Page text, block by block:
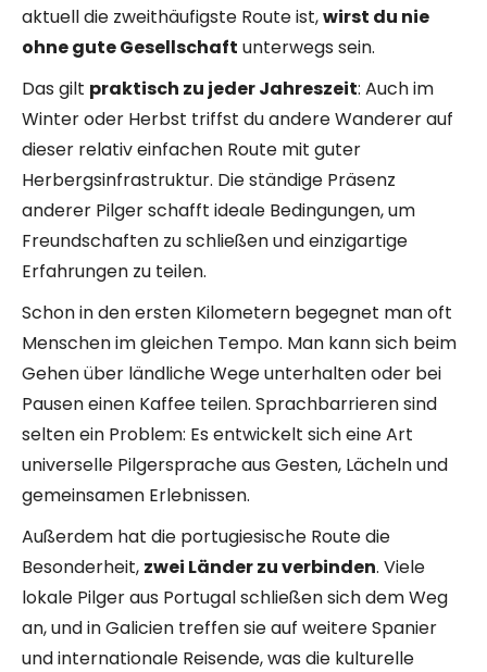
aktuell die zweithäufigste Route ist,wirst du nie
ohne gute Gesellschaft unterwegs sein.
Das gilt praktisch zu jeder Jahreszeit: Auch im
Winter oder Herbst triffst du andere Wanderer auf
dieser relativ einfachen Route mit guter
Herbergsinfrastruktur. Die ständige Präsenz
anderer Pilger schafft ideale Bedingungen, um
Freundschaften zu schließen und einzigartige
Erfahrungen zu teilen.
Schon in den ersten Kilometern begegnet man oft
Menschen im gleichen Tempo. Man kann sich beim
Gehen über ländliche Wege unterhalten oder bei
Pausen einen Kaffee teilen. Sprachbarrieren sind
selten ein Problem: Es entwickelt sich eine Art
universelle Pilgersprache aus Gesten, Lächeln und
gemeinsamen Erlebnissen.
Außerdem hat die portugiesische Route die
Besonderheit, zwei Länder zu verbinden. Viele
lokale Pilger aus Portugal schließen sich dem Weg
an, und in Galicien treffen sie auf weitere Spanier
und internationale Reisende, was die kulturelle